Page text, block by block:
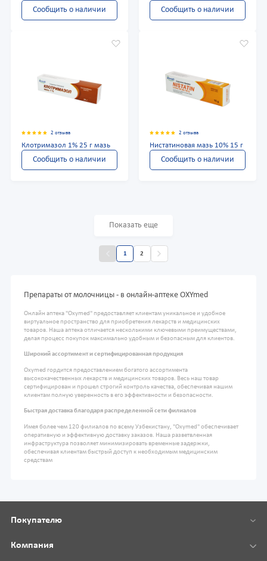
Сообщить о наличии Сообщить о наличии
2 отзыва
Клотримазол 1% 25 г мазь
Сообщить о наличии
2 отзыва
Нистатиновая мазь 10% 15 г
Сообщить о наличии
Показать еще
1 2
Препараты от молочницы - в онлайн-аптеке OXYmed
Онлайн аптека "Oxymed" предоставляет клиентам уникальное и удобное
виртуальное пространство для приобретения лекарств и медицинских
товаров. Наша аптека отличается несколькими ключевыми преимуществами,
делая процесс покупок максимально удобным и безопасным для клиентов.
Широкий ассортимент и сертифицированная продукция
Oxymed гордится предоставлением богатого ассортимента
высококачественных лекарств и медицинских товаров. Весь наш товар
сертифицирован и прошел строгий контроль качества, обеспечивая нашим
клиентам полную уверенность в его эффективности и безопасности.
Быстрая доставка благодаря распределенной сети филиалов
Имея более чем 120 филиалов по всему Узбекистану, "Oxymed" обеспечивает
оперативную и эффективную доставку заказов. Наша разветвленная
инфраструктура позволяет минимизировать временные задержки,
обеспечивая клиентам быстрый доступ к необходимым медицинским
средствам
Покупателю
Компания